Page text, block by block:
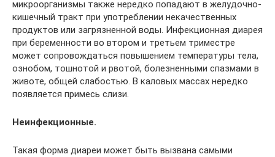
микроорганизмы также нередко попадают в желудочно-
кишечный тракт при употреблении некачественных
продуктов или загрязненной воды. Инфекционная диарея
при беременности во втором и третьем триместре
может сопровождаться повышением температуры тела,
ознобом, тошнотой и рвотой, болезненными спазмами в
животе, общей слабостью. В каловых массах нередко
появляется примесь слизи.
Неинфекционные.
Такая форма диареи может быть вызвана самыми